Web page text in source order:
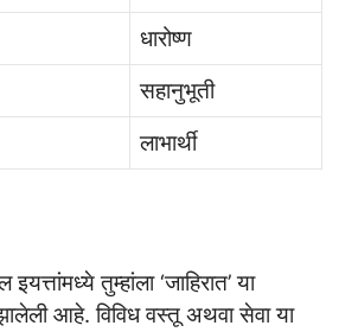
धारोष्ण
सहानुभूती
लाभार्थी
इयत्तांमध्ये तुम्हांला ‘जाहिरात’ या
आहे. विविध वस्तू अथवा सेवा या